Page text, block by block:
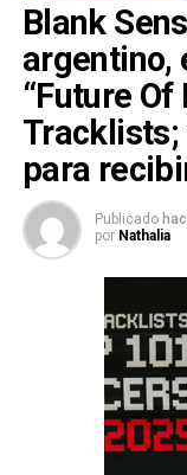
Blank
argentino,
“Future Of
para
Publicado
por Nathalia